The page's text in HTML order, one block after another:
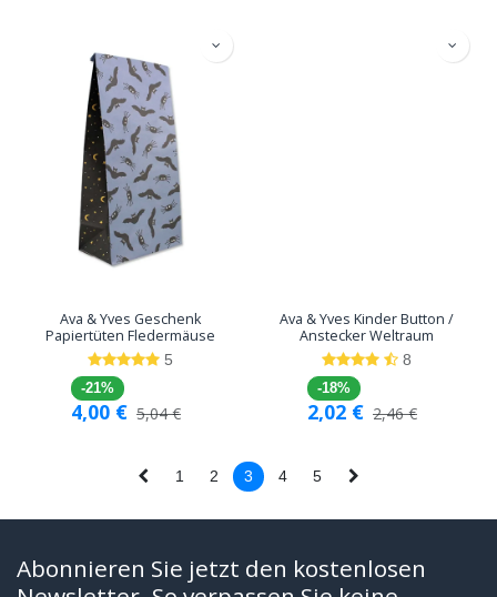
Ava & Yves Geschenk
Papiertüten Fledermäuse
5
-21%
4,00 € 5,04€
Ava & Yves Kinder Button /
Anstecker Weltraum
8
-18%
2,02 € 2,46€
1 2 3 4 5
Abonnieren Sie jetzt den kostenlosen